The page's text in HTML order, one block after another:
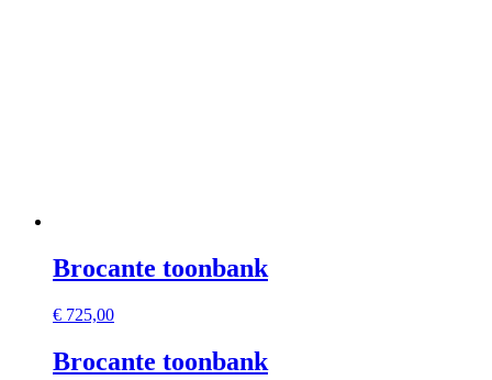
Brocante toonbank
€ 725,00
Brocante toonbank